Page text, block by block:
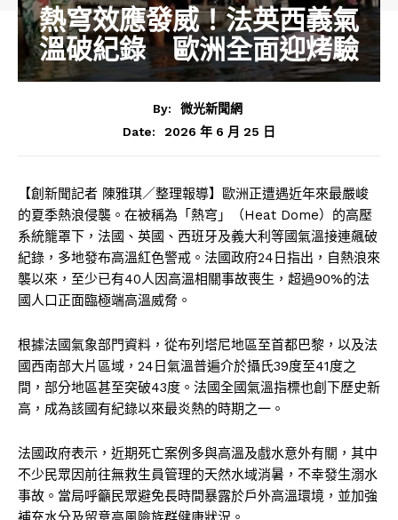
熱穹效應發威！法英西義氣
溫破紀錄 歐洲全面迎烤驗
By:
微光新聞網
Date:
2026 年 6 月 25 日
【創新聞記者 陳雅琪／整理報導】歐洲正遭遇近年來最嚴峻
的夏季熱浪侵襲。在被稱為「熱穹」（Heat Dome）的高壓
系統籠罩下，法國、英國、西班牙及義大利等國氣溫接連飆破
紀錄，多地發布高溫紅色警戒。法國政府24日指出，自熱浪來
襲以來，至少已有40人因高溫相關事故喪生，超過90%的法
國人口正面臨極端高溫威脅。
根據法國氣象部門資料，從布列塔尼地區至首都巴黎，以及法
國西南部大片區域，24日氣溫普遍介於攝氏39度至41度之
間，部分地區甚至突破43度。法國全國氣溫指標也創下歷史新
高，成為該國有紀錄以來最炎熱的時期之一。
法國政府表示，近期死亡案例多與高溫及戲水意外有關，其中
不少民眾因前往無救生員管理的天然水域消暑，不幸發生溺水
事故。當局呼籲民眾避免長時間暴露於戶外高溫環境，並加強